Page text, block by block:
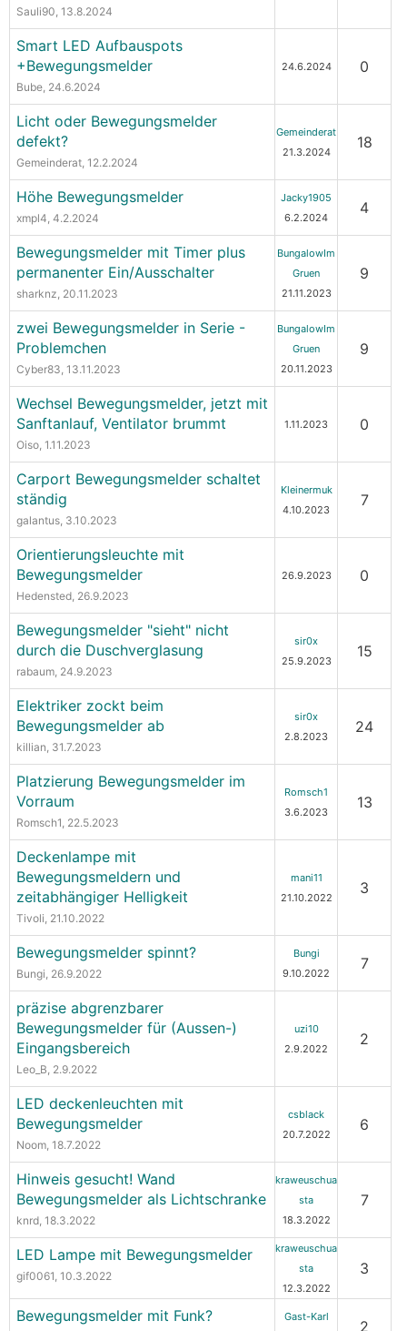
Sauli90, 13.8.2024
Smart LED Aufbauspots
+Bewegungsmelder
Bube, 24.6.2024
24.6.2024 0
Licht oder Bewegungsmelder
defekt?
Gemeinderat, 12.2.2024
Gemeinderat
21.3.2024
18
Höhe Bewegungsmelder
xmpl4, 4.2.2024
Jacky1905
6.2.2024
4
Bewegungsmelder mit Timer plus
permanenter Ein/Ausschalter
sharknz, 20.11.2023
BungalowIm
Gruen
21.11.2023
9
zwei Bewegungsmelder in Serie -
Problemchen
Cyber83, 13.11.2023
BungalowIm
Gruen
20.11.2023
9
Wechsel Bewegungsmelder, jetzt mit
Sanftanlauf, Ventilator brummt
Oiso, 1.11.2023
1.11.2023 0
Carport Bewegungsmelder schaltet
ständig
galantus, 3.10.2023
Kleinermuk
4.10.2023
7
Orientierungsleuchte mit
Bewegungsmelder
Hedensted, 26.9.2023
26.9.2023 0
Bewegungsmelder "sieht" nicht
durch die Duschverglasung
rabaum, 24.9.2023
sir0x
25.9.2023
15
Elektriker zockt beim
Bewegungsmelder ab
killian, 31.7.2023
sir0x
2.8.2023
24
Platzierung Bewegungsmelder im
Vorraum
Romsch1, 22.5.2023
Romsch1
3.6.2023
13
Deckenlampe mit
Bewegungsmeldern und
zeitabhängiger Helligkeit
Tivoli, 21.10.2022
mani11
21.10.2022
3
Bewegungsmelder spinnt?
Bungi, 26.9.2022
Bungi
9.10.2022
7
präzise abgrenzbarer
Bewegungsmelder für (Aussen-)
Eingangsbereich
Leo_B, 2.9.2022
uzi10
2.9.2022
2
LED deckenleuchten mit
Bewegungsmelder
Noom, 18.7.2022
csblack
20.7.2022
6
Hinweis gesucht! Wand
Bewegungsmelder als Lichtschranke
knrd, 18.3.2022
kraweuschua
sta
18.3.2022
7
LED Lampe mit Bewegungsmelder
gif0061, 10.3.2022
kraweuschua
sta
12.3.2022
3
Bewegungsmelder mit Funk?
Gast-Karl
2